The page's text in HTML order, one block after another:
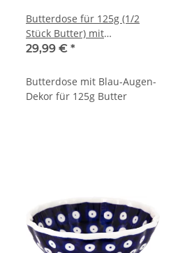
Butterdose für 125g (1/2
Stück Butter) mit
Wellenform, Dekor 42
29,99 € *
Butterdose mit Blau-Augen-
Dekor für 125g Butter